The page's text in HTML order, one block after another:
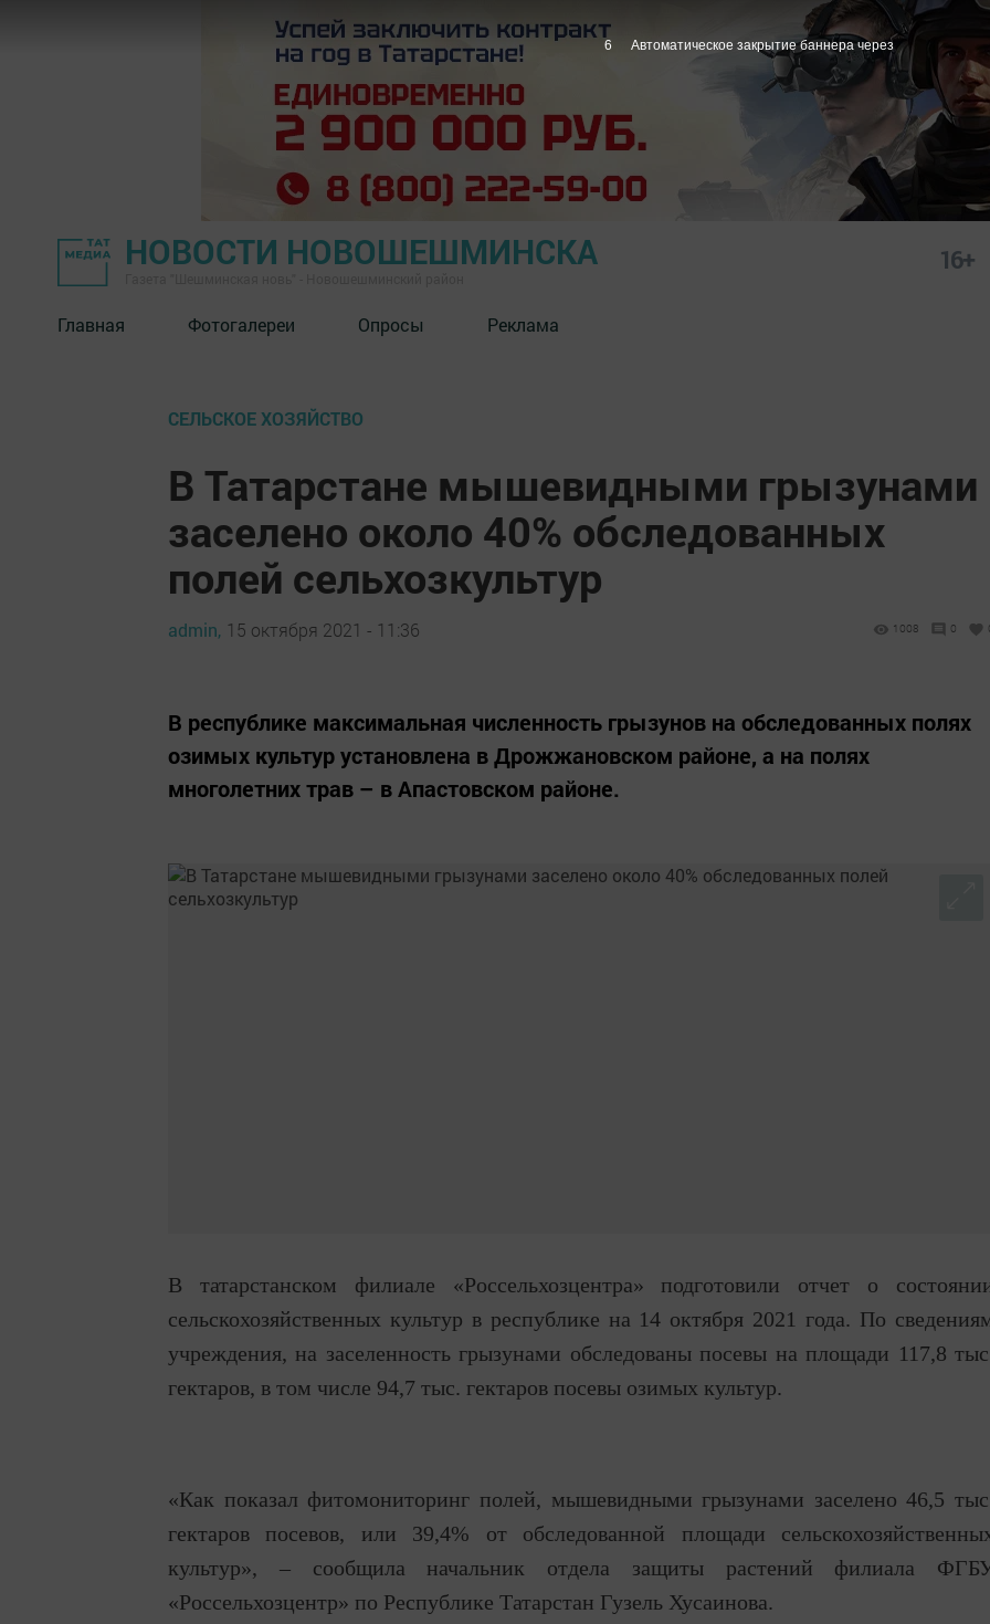
НОВОСТИ НОВОШЕШМИНСКА 16+
Главная Фотогалереи Опросы Реклама
СЕЛЬСКОЕ ХОЗЯЙСТВО
В Татарстане мышевидными грызунами
заселено около 40% обследованных
полей сельхозкультур
admin, 15 октября 2021 - 11:36 1008 0
В республике максимальная численность грызунов на обследованных полях
озимых культур установлена в Дрожжановском районе, а на полях
многолетних трав – в Апастовском районе.
В татарстанском филиале «Россельхозцентра» подготовили отчет о
сельскохозяйственных культур в республике на 14 октября 2021 года. По
учреждения, на заселенность грызунами обследованы посевы на площади 117,8
гектаров, в том числе 94,7 тыс. гектаров посевы озимых культур.
«Как показал фитомониторинг полей, мышевидными грызунами заселено 46,5
гектаров посевов, или 39,4% от обследованной площади
культур», – сообщила начальник отдела защиты растений филиала
«Россельхозцентр» по Республике Татарстан Гузель Хусаинова.
5 Автоматическое закрытие баннера через